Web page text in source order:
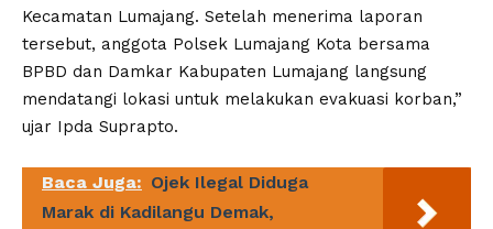
Kecamatan Lumajang. Setelah menerima laporan
tersebut, anggota Polsek Lumajang Kota bersama
BPBD dan Damkar Kabupaten Lumajang langsung
mendatangi lokasi untuk melakukan evakuasi korban,”
ujar Ipda Suprapto.
Baca Juga: Ojek Ilegal Diduga
Marak di Kadilangu Demak,